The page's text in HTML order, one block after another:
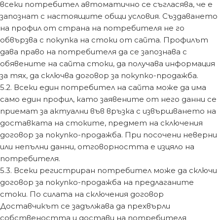
всеки потребител автоматично се съгласява, че е
запознат с настоящите общи условия. Създаването
на профил от страна на потребителя не го
обвързва с покупка на стоки от сайта. Профилът
дава право на потребителя да се запознава с
обявените на сайта стоки, да получава информация
за тях, да сключва договор за покупко-продажба.
5.2. Всеки един потребител на сайта може да има
само един профил, като заявените от него данни се
приемат за актуални във връзка с извършването на
доставката на стоките, предмет на сключения
договор за покупко-продажба. При посочени неверни
или непълни данни, отговорността е изцяло на
потребителя.
5.3. Всеки регистриран потребител може да сключи
договор за покупко-продажба на предлаганите
стоки. По силата на сключения договор
Доставчикът се задължава да прехвърли
собствеността и достави на потребителя